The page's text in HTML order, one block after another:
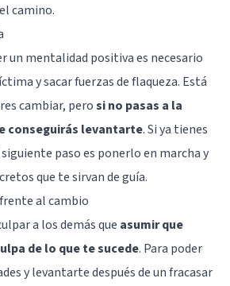
camino.
un mentalidad positiva es necesario
y sacar fuerzas de flaqueza. Está
cambiar, perosi no pasas a la
conseguirás levantarte. Si ya tienes
paso es ponerlo en marcha y
que te sirvan de guía.
al cambio
a los demás que asumir que
de lo que te sucede. Para poder
y levantarte después de un fracasar